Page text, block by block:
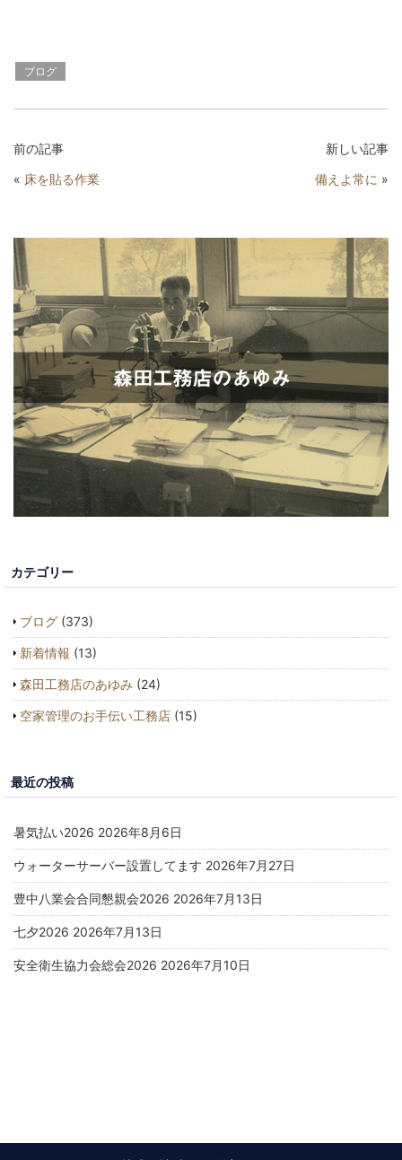
ブログ
前の記事
« 床を貼る作業
新しい記事
備えよ常に »
カテゴリー
ブログ (373)
新着情報 (13)
森田工務店のあゆみ (24)
空家管理のお手伝い工務店 (15)
最近の投稿
暑気払い2026 2026年8月6日
ウォーターサーバー設置してます 2026年7月27日
豊中八業会合同懇親会2026 2026年7月13日
七夕2026 2026年7月13日
安全衛生協力会総会2026 2026年7月10日